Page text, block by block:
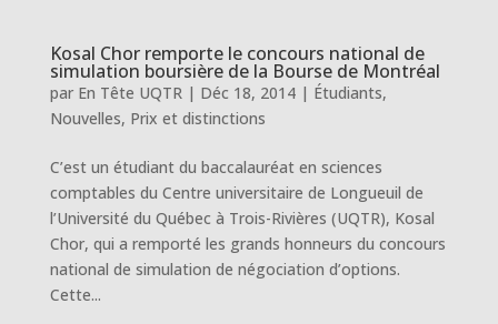
Kosal Chor remporte le concours national de
simulation boursière de la Bourse de Montréal
par En Tête UQTR| Déc 18, 2014| Étudiants,
Nouvelles, Prix et distinctions
C’est un étudiant du baccalauréat en sciences
comptables du Centre universitaire de Longueuil de
l’Université du Québec à Trois-Rivières (UQTR), Kosal
Chor, qui a remporté les grands honneurs du concours
national de simulation de négociation d’options.
Cette...